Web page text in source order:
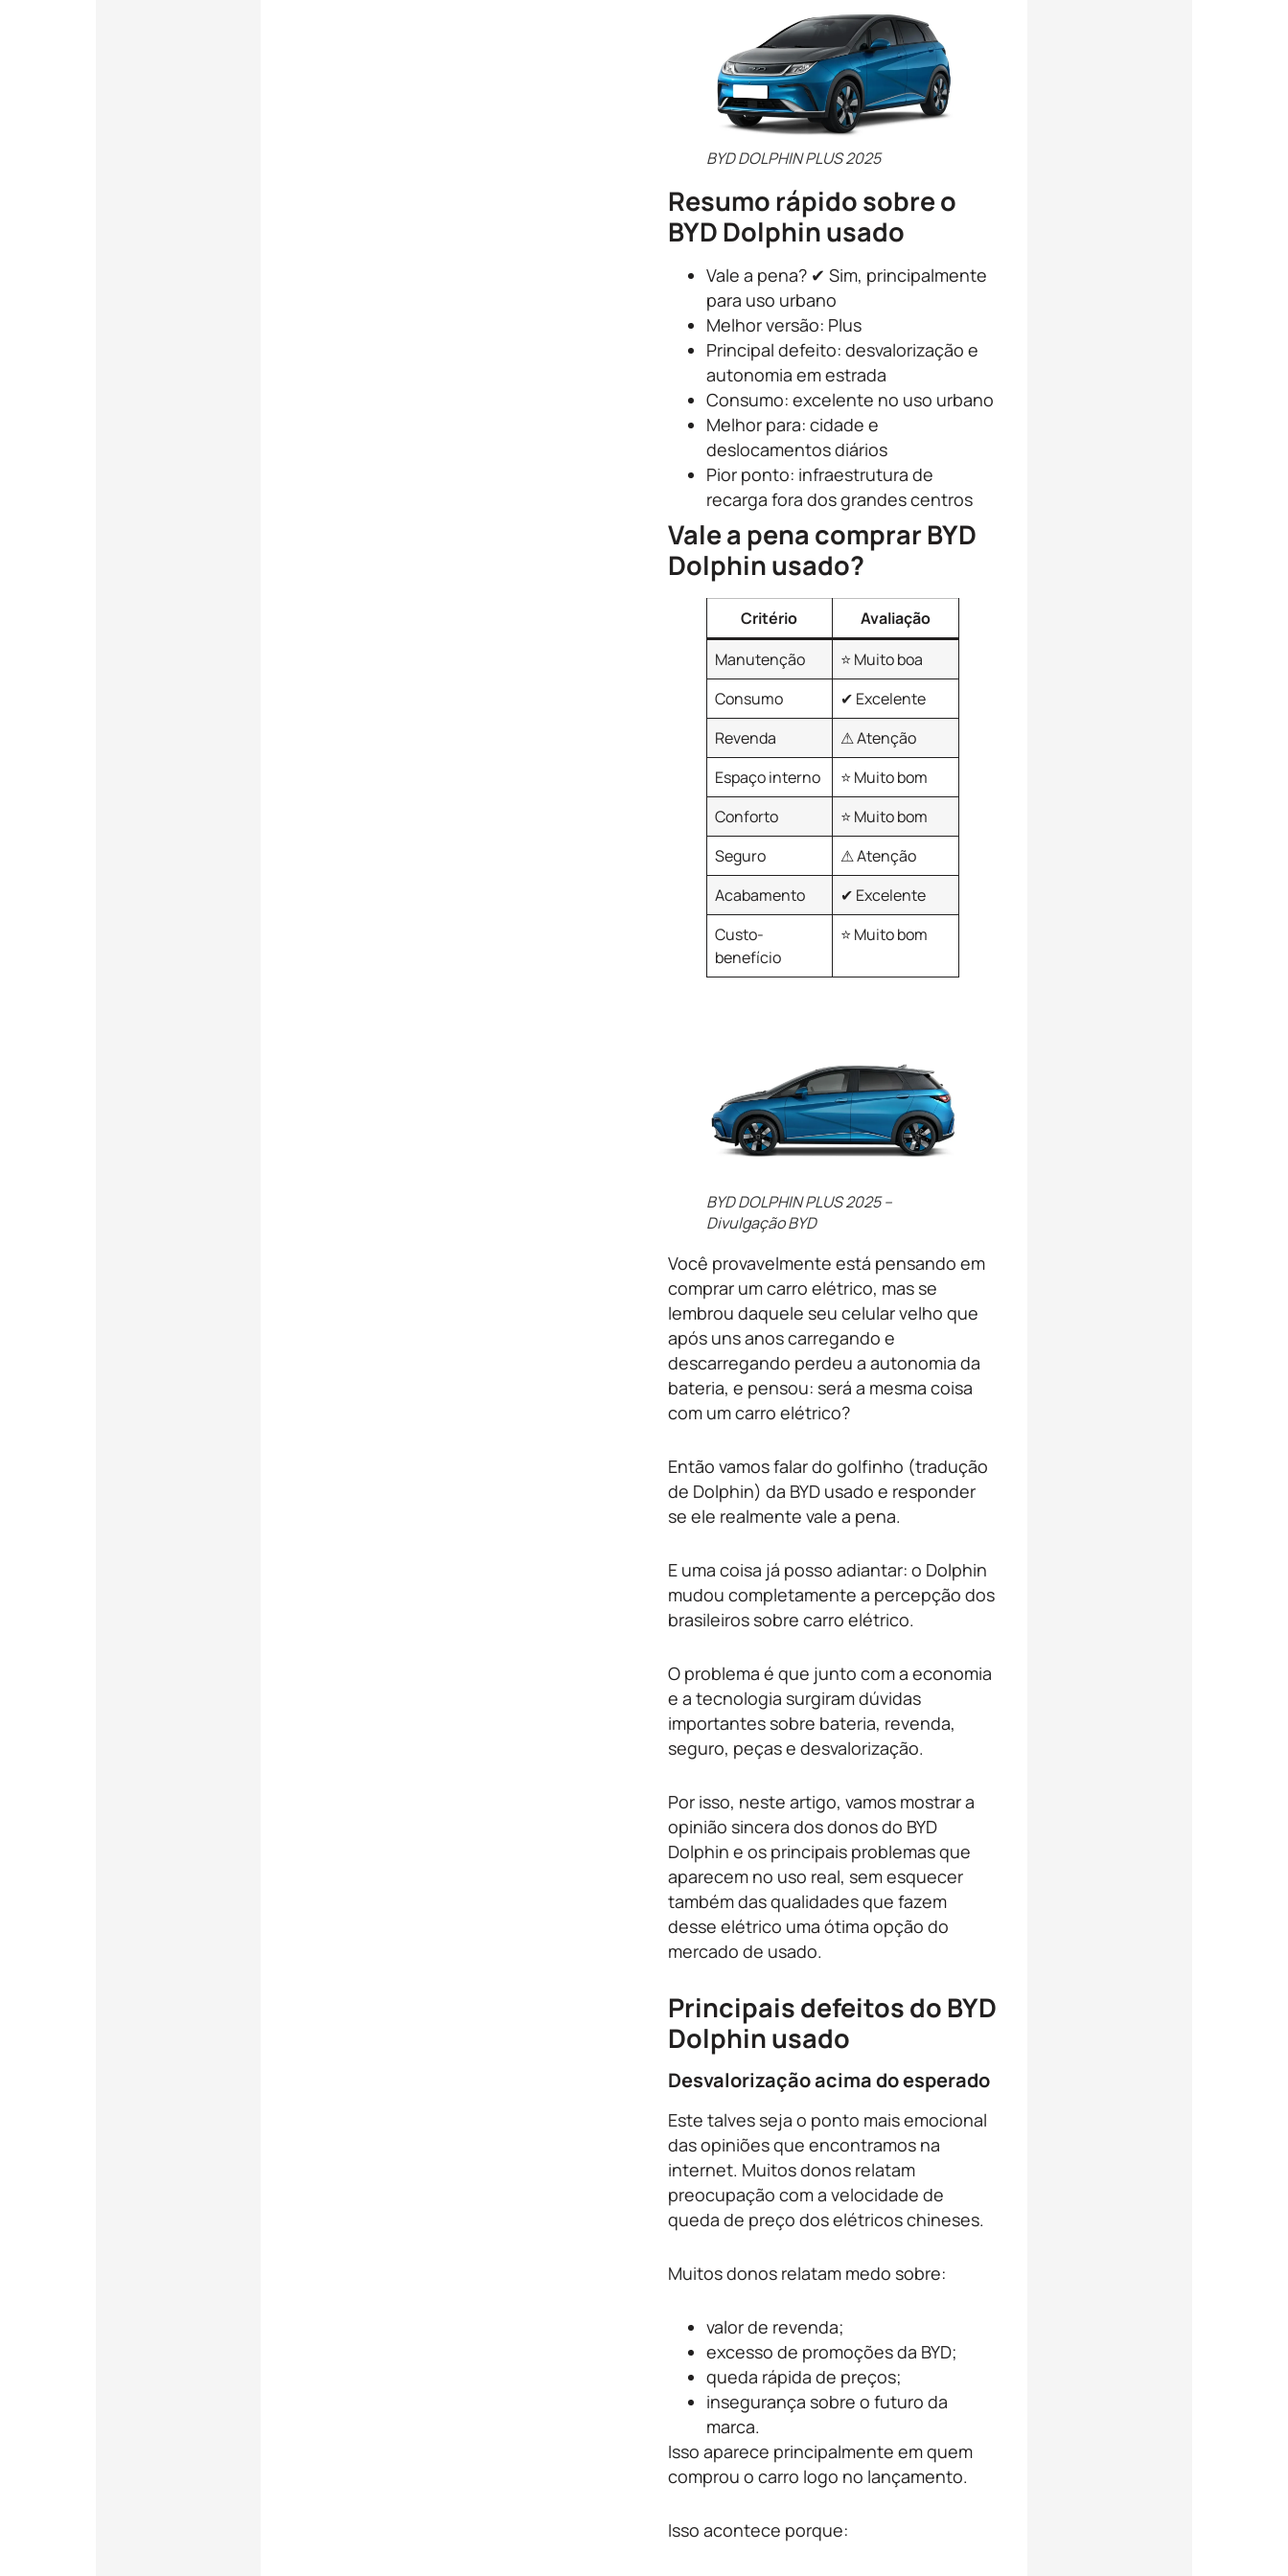
BYD DOLPHIN PLUS 2025
Resumo rápido sobre o
BYD Dolphin usado
Vale a pena? ✔ Sim, principalmente
para uso urbano
Melhor versão: Plus
Principal defeito: desvalorização e
autonomia em estrada
Consumo: excelente no uso urbano
Melhor para: cidade e
deslocamentos diários
Pior ponto: infraestrutura de
recarga fora dos grandes centros
Vale a pena comprar BYD
Dolphin usado?
Critério
Avaliação
Manutenção
⭐ Muito boa
Consumo
✔ Excelente
Revenda
⚠ Atenção
Espaço interno
⭐ Muito bom
Conforto
⭐ Muito bom
Seguro
⚠ Atenção
Acabamento
✔ Excelente
Custo-
benefício
⭐ Muito bom
BYD DOLPHIN PLUS 2025 –
Divulgação BYD
Você provavelmente está pensando em
comprar um carro elétrico, mas se
lembrou daquele seu celular velho que
após uns anos carregando e
descarregando perdeu a autonomia da
bateria, e pensou: será a mesma coisa
com um carro elétrico?
Então vamos falar do golfinho (tradução
de Dolphin) da BYD usado e responder
se ele realmente vale a pena.
E uma coisa já posso adiantar: o Dolphin
mudou completamente a percepção dos
brasileiros sobre carro elétrico.
O problema é que junto com a economia
e a tecnologia surgiram dúvidas
importantes sobre bateria, revenda,
seguro, peças e desvalorização.
Por isso, neste artigo, vamos mostrar a
opinião sincera dos donos do BYD
Dolphin e os principais problemas que
aparecem no uso real, sem esquecer
também das qualidades que fazem
desse elétrico uma ótima opção do
mercado de usado.
Principais defeitos do BYD
Dolphin usado
Desvalorização acima do esperado
Este talves seja o ponto mais emocional
das opiniões que encontramos na
internet. Muitos donos relatam
preocupação com a velocidade de
queda de preço dos elétricos chineses.
Muitos donos relatam medo sobre:
valor de revenda;
excesso de promoções da BYD;
queda rápida de preços;
insegurança sobre o futuro da
marca.
Isso aparece principalmente em quem
comprou o carro logo no lançamento.
Isso acontece porque: